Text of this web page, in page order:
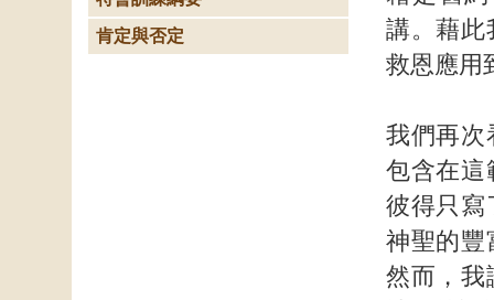
講。藉此
救恩應用
我們再次
包含在這
彼得只寫
神聖的豐
然而，我
肯定與否定